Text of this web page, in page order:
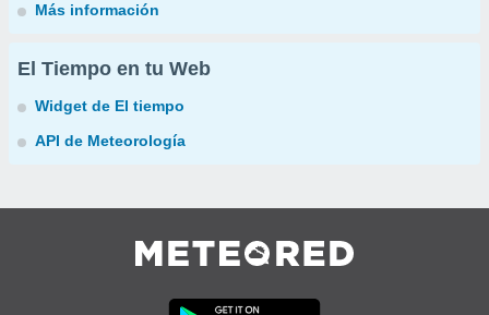
Más información
El Tiempo en tu Web
Widget de El tiempo
API de Meteorología